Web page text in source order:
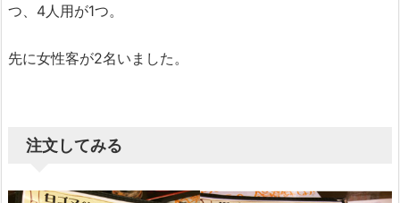
つ、4人用が1つ。
先に女性客が2名いました。
注文してみる